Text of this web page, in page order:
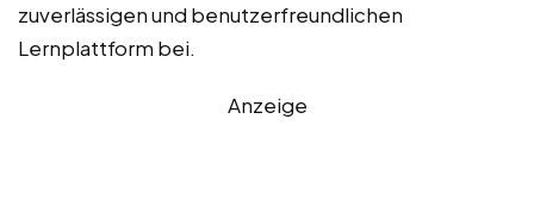
zuverlässigen und benutzerfreundlichen
Lernplattform bei.
Anzeige